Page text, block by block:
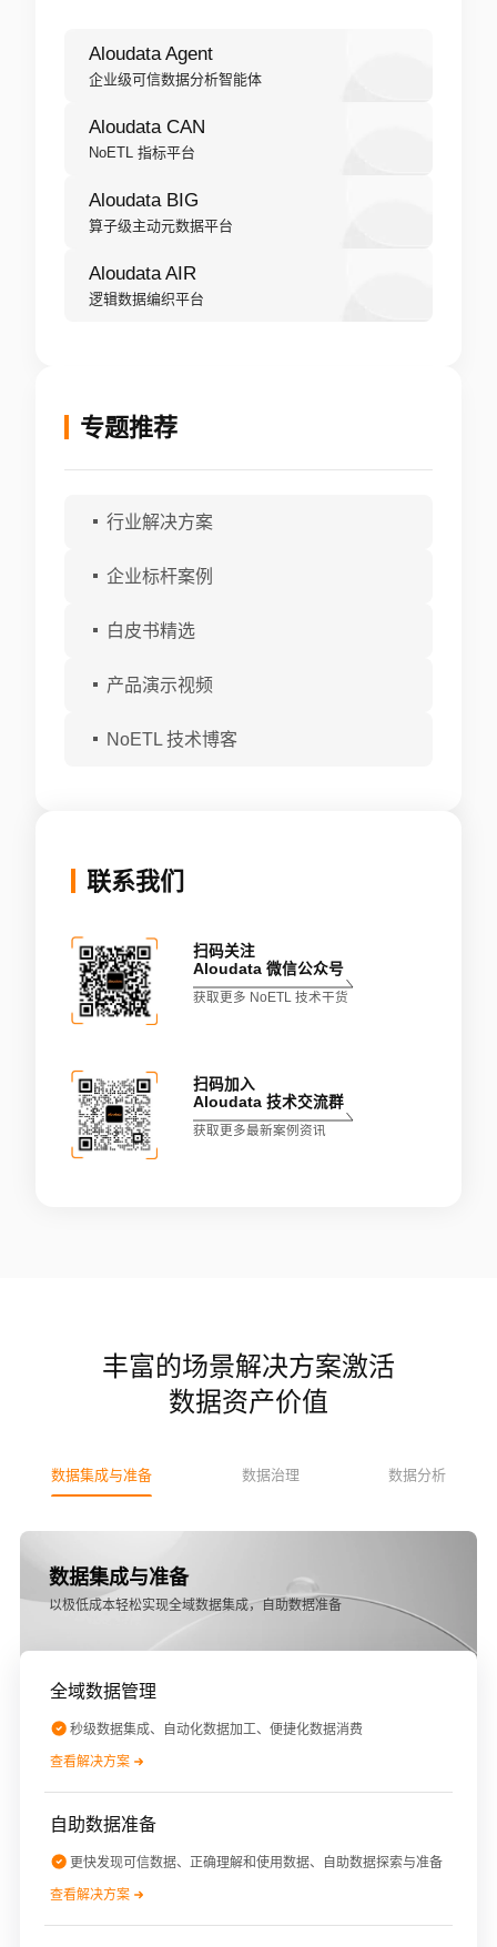
Aloudata Agent
企业级可信数据分析智能体
Aloudata CAN
NoETL 指标平台
Aloudata BIG
算子级主动元数据平台
Aloudata AIR
逻辑数据编织平台
专题推荐
行业解决方案
企业标杆案例
白皮书精选
产品演示视频
NoETL 技术博客
联系我们
扫码关注
Aloudata 微信公众号
获取更多 NoETL 技术干货
扫码加入
Aloudata 技术交流群
获取更多最新案例资讯
丰富的场景解决方案激活
数据资产价值
数据集成与准备
以极低成本轻松实现全域数据集成，自助数据准备
全域数据管理
秒级数据集成、自动化数据加工、便捷化数据消费
查看解决方案
自助数据准备
更快发现可信数据、正确理解和使用数据、自助数据探索与准备
查看解决方案
数据集成与准备 数据治理 数据分析